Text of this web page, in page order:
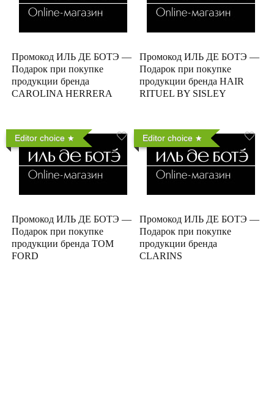
Промокод ИЛЬ ДЕ БОТЭ —
Подарок при покупке
продукции бренда
CAROLINA HERRERA
Промокод ИЛЬ ДЕ БОТЭ —
Подарок при покупке
продукции бренда HAIR
RITUEL BY SISLEY
Editor choice
Промокод ИЛЬ ДЕ БОТЭ —
Подарок при покупке
продукции бренда TOM
FORD
Editor choice
Промокод ИЛЬ ДЕ БОТЭ —
Подарок при покупке
продукции бренда
CLARINS